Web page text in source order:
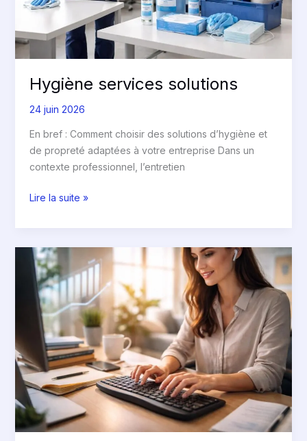
Hygiène services solutions
24 juin 2026
En bref : Comment choisir des solutions d’hygiène et
de propreté adaptées à votre entreprise Dans un
contexte professionnel, l’entretien
Lire la suite »
Les
bienfaits
des
agile
fingers
dans
le
développement
personnel
et
professionnel